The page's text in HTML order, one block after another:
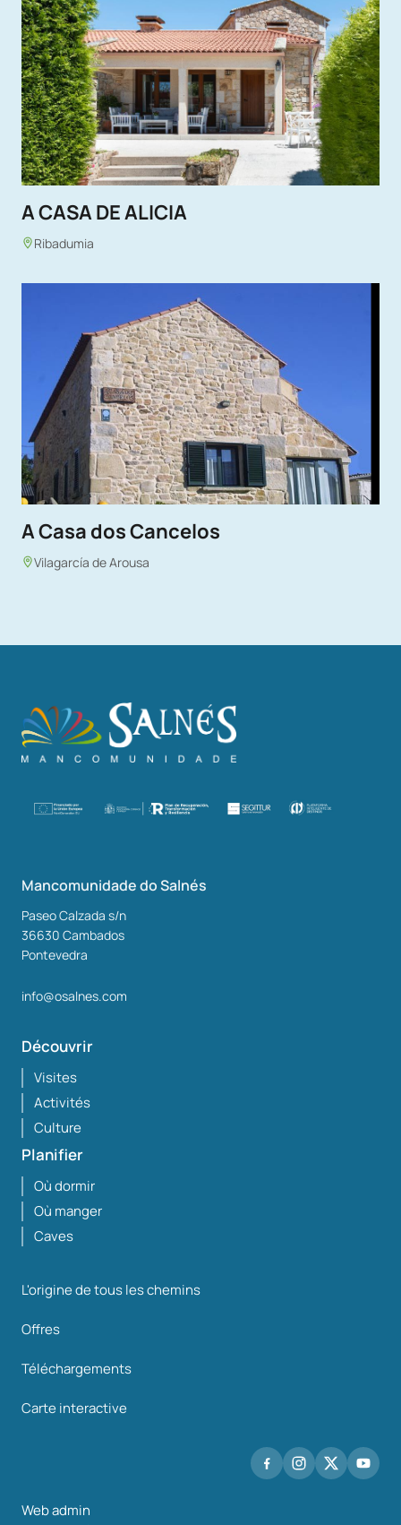
A CASA DE ALICIA
Ribadumia
A Casa dos Cancelos
Vilagarcía de Arousa
Mancomunidade do Salnés
Paseo Calzada s/n
36630 Cambados
Pontevedra
info@osalnes.com
Découvrir
Visites
Activités
Culture
Planifier
Où dormir
Où manger
Caves
L'origine de tous les chemins
Offres
Téléchargements
Carte interactive
Web admin